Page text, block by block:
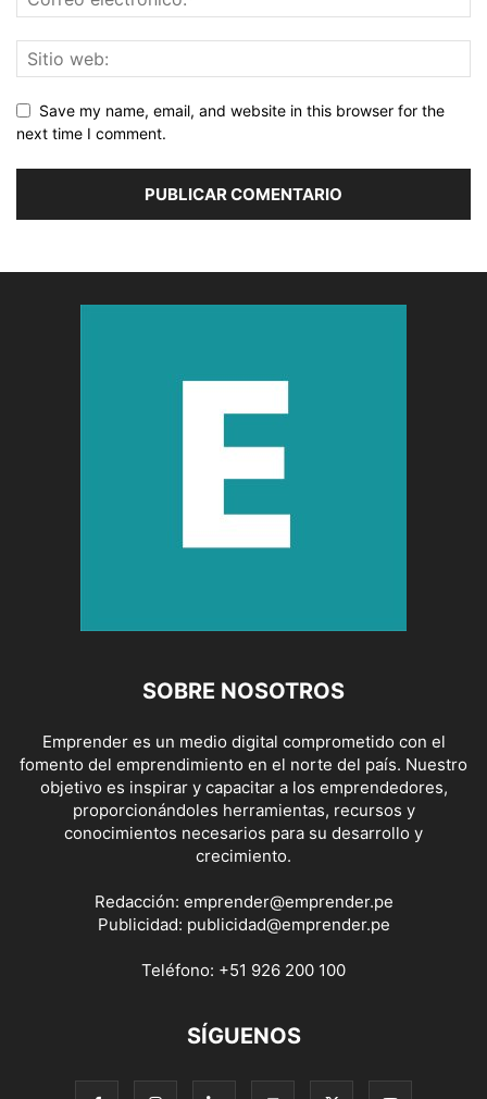
Save my name, email, and website in this browser for the
next time I comment.
SOBRE NOSOTROS
Emprender es un medio digital comprometido con el
fomento del emprendimiento en el norte del país. Nuestro
objetivo es inspirar y capacitar a los emprendedores,
proporcionándoles herramientas, recursos y
conocimientos necesarios para su desarrollo y
crecimiento.
Redacción: emprender@emprender.pe
Publicidad: publicidad@emprender.pe
Teléfono: +51 926 200 100
SÍGUENOS